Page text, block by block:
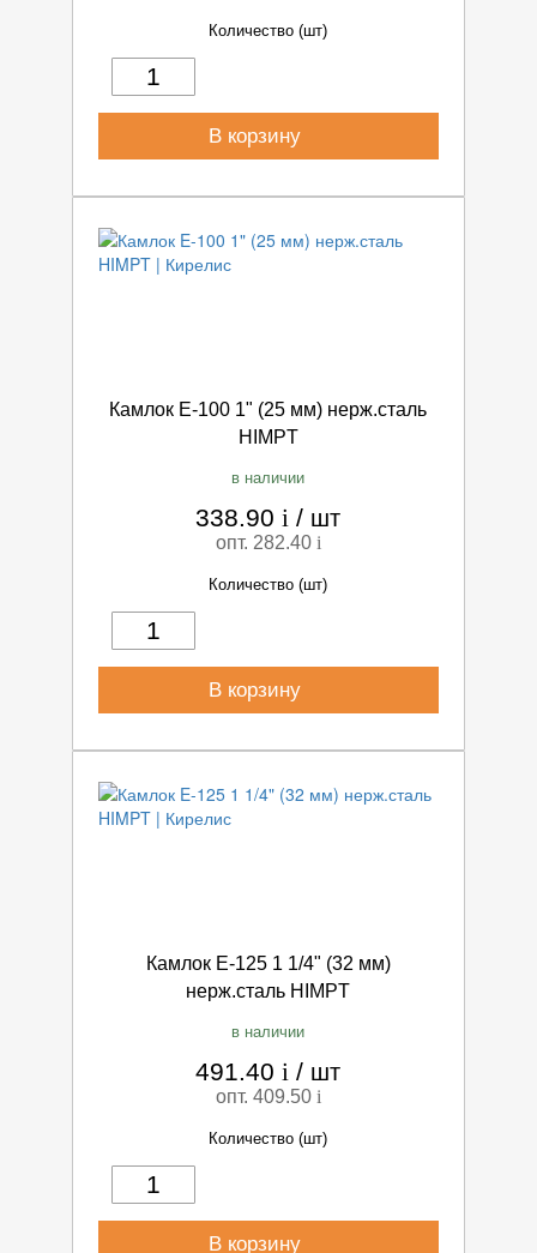
Количество (шт)
В корзину
Камлок E-100 1" (25 мм) нерж.сталь
HIMPT
в наличии
338.90i / шт
опт. 282.40 i
Количество (шт)
В корзину
Камлок E-125 1 1/4" (32 мм)
нерж.сталь HIMPT
в наличии
491.40i / шт
опт. 409.50 i
Количество (шт)
В корзину